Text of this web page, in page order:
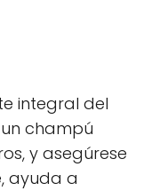
integral del
champú
y asegúrese
ayuda a